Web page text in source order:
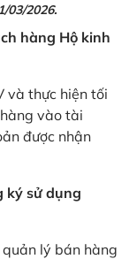
03/2026.
hàng Hộ kinh
và thực hiện tối
vào tài
được nhận
ký sử dụng
lý bán hàng